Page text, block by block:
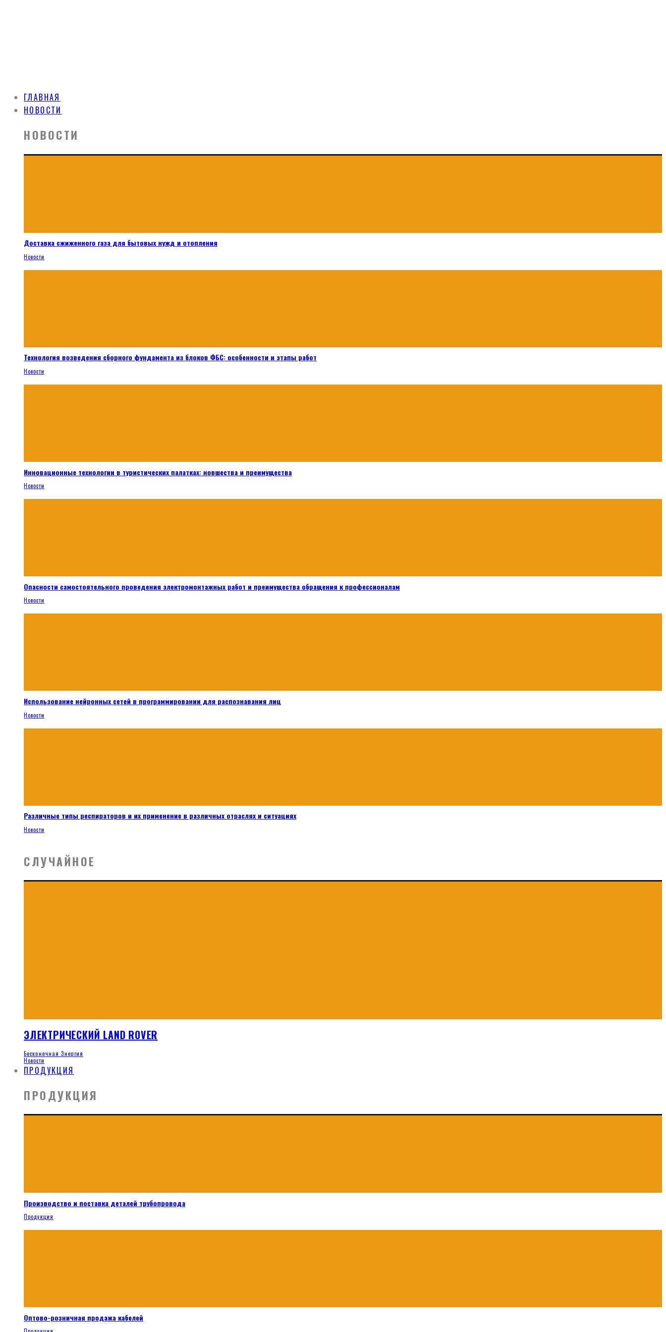
ГЛАВНАЯ
НОВОСТИ
НОВОСТИ
Доставка сжиженного газа для бытовых нужд и отопления
Новости
Технология возведения сборного фундамента из блоков ФБС: особенности и этапы работ
Новости
Инновационные технологии в туристических палатках: новшества и преимущества
Новости
Опасности самостоятельного проведения электромонтажных работ и преимущества обращения к профессионалам
Новости
Использование нейронных сетей в программировании для распознавания лиц
Новости
Различные типы респираторов и их применение в различных отраслях и ситуациях
Новости
СЛУЧАЙНОЕ
ЭЛЕКТРИЧЕСКИЙ LAND ROVER
Бесконечная Энергия
Новости
ПРОДУКЦИЯ
ПРОДУКЦИЯ
Производство и поставка деталей трубопровода
Продукция
Оптово-розничная продажа кабелей